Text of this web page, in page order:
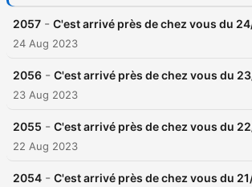
2057 - C'est arrivé près de chez vous du
24 Aug 2023
2056 - C'est arrivé près de chez vous du
23 Aug 2023
2055 - C'est arrivé près de chez vous du
22 Aug 2023
2054 - C'est arrivé près de chez vous du